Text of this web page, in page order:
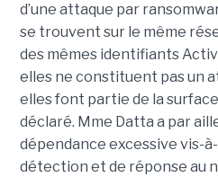
d’une attaque par
se trouvent sur le même
des mêmes identifiants
elles ne constituent pas un
elles font partie de la
déclaré. Mme Datta a par
dépendance excessive vis-
détection et de réponse au